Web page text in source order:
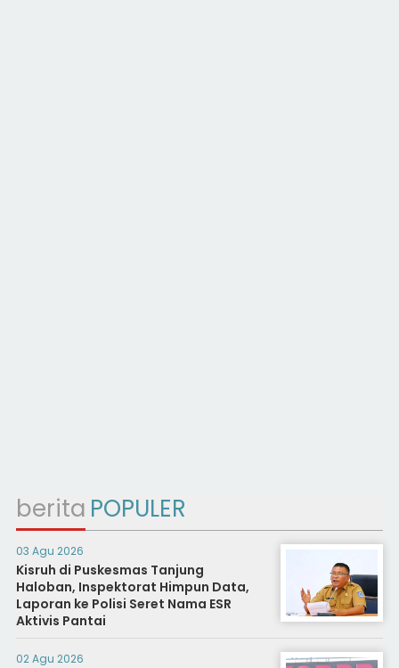
berita POPULER
03 Agu 2026
Kisruh di Puskesmas Tanjung
Haloban, Inspektorat Himpun Data,
Laporan ke Polisi Seret Nama ESR
Aktivis Pantai
02 Agu 2026